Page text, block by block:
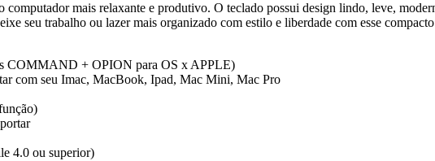
mais relaxante e produtivo. O teclado possui design lindo, leve,
seu trabalho ou lazer mais organizado com estilo e liberdade com esse
COMMAND + OPION para OS x APPLE)
com seu Imac, MacBook, Ipad, Mac Mini, Mac Pro
4.0 ou superior)